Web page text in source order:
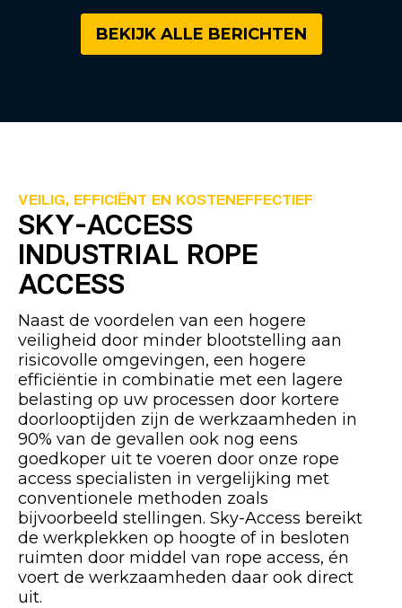
BEKIJK ALLE BERICHTEN
VEILIG, EFFICIËNT EN KOSTENEFFECTIEF
SKY-ACCESS
INDUSTRIAL ROPE
ACCESS
Naast de voordelen van een hogere
veiligheid door minder blootstelling aan
risicovolle omgevingen, een hogere
efficiëntie in combinatie met een lagere
belasting op uw processen door kortere
doorlooptijden zijn de werkzaamheden in
90% van de gevallen ook nog eens
goedkoper uit te voeren door onze rope
access specialisten in vergelijking met
conventionele methoden zoals
bijvoorbeeld stellingen. Sky-Access bereikt
de werkplekken op hoogte of in besloten
ruimten door middel van rope access, én
voert de werkzaamheden daar ook direct
uit.